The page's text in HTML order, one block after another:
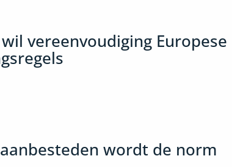
vereenvoudiging Europese
wordt de norm